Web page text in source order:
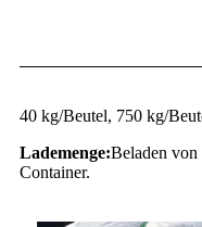
40 kg/Beutel, 750 kg/
Lademenge:Beladen
Container.